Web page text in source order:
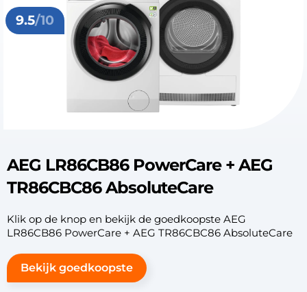
9.5/10
AEG LR86CB86 PowerCare + AEG
TR86CBC86 AbsoluteCare
Klik op de knop en bekijk de goedkoopste AEG
LR86CB86 PowerCare + AEG TR86CBC86 AbsoluteCare
Bekijk goedkoopste